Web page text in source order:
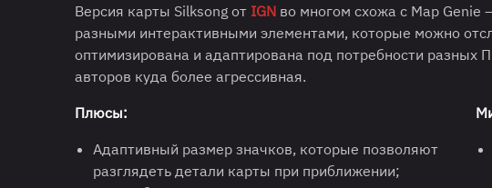
Версия карты Silksong от IGN во многом схожа с Map
разными интерактивными элементами, которые можно
оптимизирована и адаптирована под потребности
авторов куда более агрессивная.
Плюсы:
Адаптивный размер значков, которые позволяют
разглядеть детали карты при приближении;